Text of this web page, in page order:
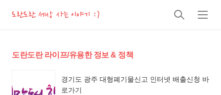
도란도란 세상 사는 이야기 :)
검
메
도란도란 라이프/유용한 정보 & 정책
경기도 광주 대형폐기물신고 인터넷 배출신청 바
로가기